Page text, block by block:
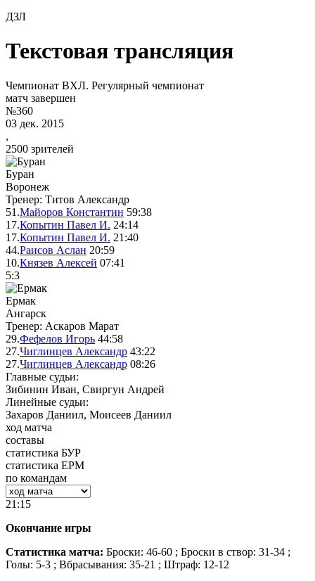
ДЗЛ
Текстовая трансляция
Чемпионат ВХЛ. Регулярный чемпионат
матч завершен
№360
03 дек. 2015
,
2500 зрителей
Буран
Воронеж
Тренер: Титов Александр
51.Майоров Константин 59:38
17.Копытин Павел И. 24:14
17.Копытин Павел И. 21:40
44.Раисов Аслан 20:59
10.Князев Алексей 07:41
5:3
Ермак
Ангарск
Тренер: Аскаров Марат
29.Фефелов Игорь 44:58
27.Чиглинцев Александр 43:22
27.Чиглинцев Александр 08:26
Главные судьи:
Зибинин Иван, Свиргун Андрей
Линейные судьи:
Захаров Даниил, Моисеев Даниил
ход матча
составы
статистика БУР
статистика ЕРМ
по командам
21:15
Окончание игры
Статистика матча: Броски: 46-60 ; Броски в створ: 31-34 ;
Голы: 5-3 ; Вбрасывания: 35-21 ; Штраф: 12-12